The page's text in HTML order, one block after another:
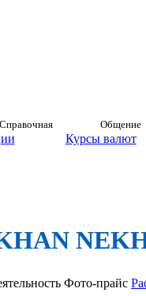
Справочная Общение
Курсы валют
Фото-прайс